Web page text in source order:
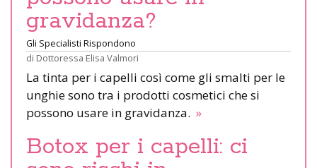
gravidanza?
Gli Specialisti Rispondono
di Dottoressa Elisa Valmori
La tinta per i capelli così come gli smalti per le
unghie sono tra i prodotti cosmetici che si
possono usare in gravidanza. »
Botox per i capelli: ci